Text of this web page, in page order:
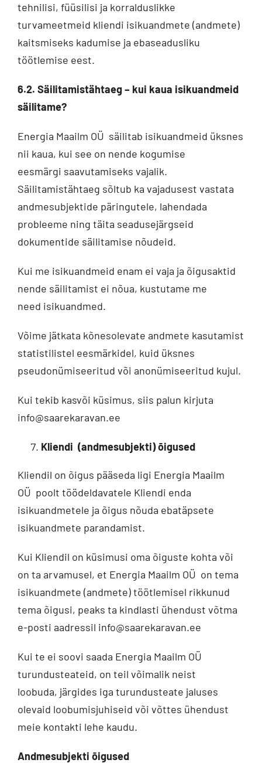
tehnilisi, füüsilisi ja korralduslikke
turvameetmeid kliendi isikuandmete (andmete)
kaitsmiseks kadumise ja ebaseadusliku
töötlemise eest.
6.2. Säilitamistähtaeg – kui kaua isikuandmeid
säilitame?
Energia Maailm OÜ säilitab isikuandmeid üksnes
nii kaua, kui see on nende kogumise
eesmärgi saavutamiseks vajalik.
Säilitamistähtaeg sõltub ka vajadusest vastata
andmesubjektide päringutele, lahendada
probleeme ning täita seadusejärgseid
dokumentide säilitamise nõudeid.
Kui me isikuandmeid enam ei vaja ja õigusaktid
nende säilitamist ei nõua, kustutame me
need isikuandmed.
Võime jätkata kõnesolevate andmete kasutamist
statistilistel eesmärkidel, kuid üksnes
pseudonümiseeritud või anonümiseeritud kujul.
Kui tekib kasvõi küsimus, siis palun kirjuta
info@saarekaravan.ee
Kliendi (andmesubjekti) õigused
Kliendil on õigus pääseda ligi Energia Maailm
OÜ poolt töödeldavatele Kliendi enda
isikuandmetele ja õigus nõuda ebatäpsete
isikuandmete parandamist.
Kui Kliendil on küsimusi oma õiguste kohta või
on ta arvamusel, et Energia Maailm OÜ on tema
isikuandmete (andmete) töötlemisel rikkunud
tema õigusi, peaks ta kindlasti ühendust võtma
e-posti aadressil info@saarekaravan.ee
Kui te ei soovi saada Energia Maailm OÜ
turundusteateid, on teil võimalik neist
loobuda, järgides iga turundusteate jaluses
olevaid loobumisjuhiseid või võttes ühendust
meie kontakti lehe kaudu.
Andmesubjekti õigused